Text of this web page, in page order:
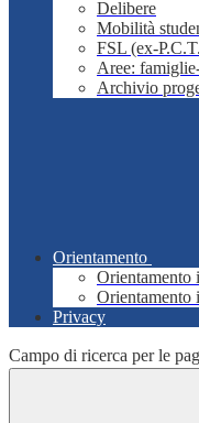
Delibere
Mobilità
FSL (ex-
Aree:
Archivio
Orientamento
Orientamento
Orientamento
Privacy
Campo di ricerca per le